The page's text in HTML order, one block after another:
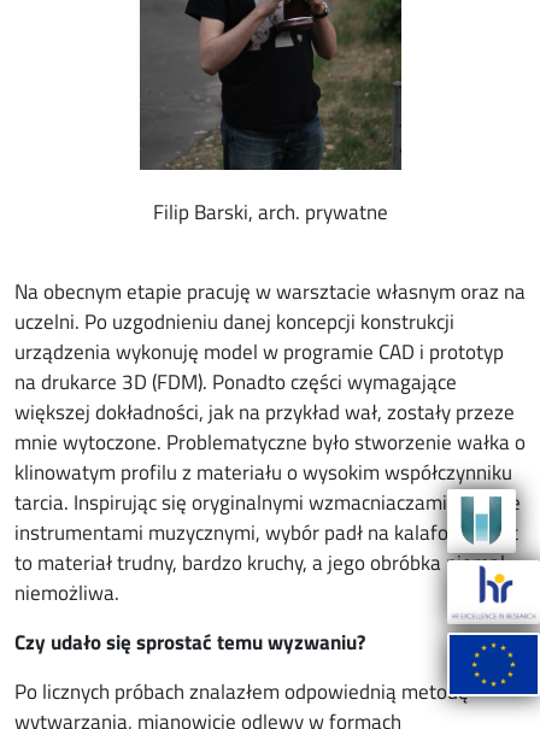
Filip Barski, arch. prywatne
Na obecnym etapie pracuję w warsztacie własnym oraz na
uczelni. Po uzgodnieniu danej koncepcji konstrukcji
urządzenia wykonuję model w programie CAD i prototyp
na drukarce 3D (FDM). Ponadto części wymagające
większej dokładności, jak na przykład wał, zostały przeze
mnie wytoczone. Problematyczne było stworzenie wałka o
klinowatym profilu z materiału o wysokim współczynniku
tarcia. Inspirując się oryginalnymi wzmacniaczami, a także
instrumentami muzycznymi, wybór padł na kalafonię. Jest
to materiał trudny, bardzo kruchy, a jego obróbka niemal
niemożliwa.
Czy udało się sprostać temu wyzwaniu?
Po licznych próbach znalazłem odpowiednią metodę
wytwarzania, mianowicie odlewy w formach